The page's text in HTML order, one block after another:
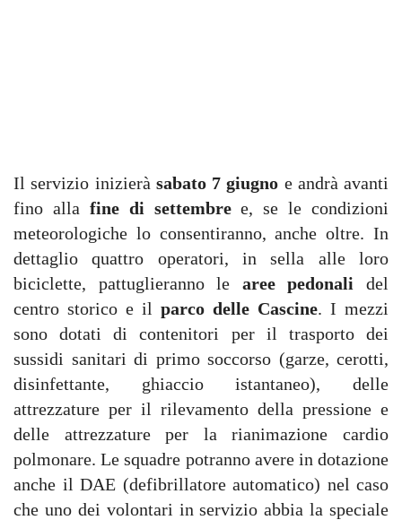
Il servizio inizierà sabato 7 giugno e andrà avanti
fino alla fine di settembree, se le condizioni
meteorologiche lo consentiranno, anche oltre. In
dettaglio quattro operatori, in sella alle loro
biciclette, pattuglieranno le aree pedonali del
centro storico e il parco delle Cascine. I mezzi
sono dotati di contenitori per il trasporto dei
sussidi sanitari di primo soccorso (garze, cerotti,
disinfettante, ghiaccio istantaneo), delle
attrezzature per il rilevamento della pressione e
delle attrezzature per la rianimazione cardio
polmonare. Le squadre potranno avere in dotazione
anche il DAE (defibrillatore automatico) nel caso
che uno dei volontari in servizio abbia la speciale